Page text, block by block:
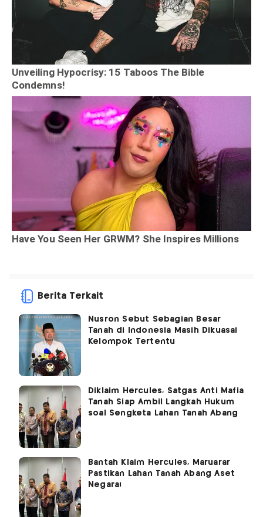
Berita Terkait
Nusron Sebut Sebagian Besar
Tanah di Indonesia Masih Dikuasai
Kelompok Tertentu
Diklaim Hercules, Satgas Anti Mafia
Tanah Siap Ambil Langkah Hukum
soal Sengketa Lahan Tanah Abang
Bantah Klaim Hercules, Maruarar
Pastikan Lahan Tanah Abang Aset
Negara!